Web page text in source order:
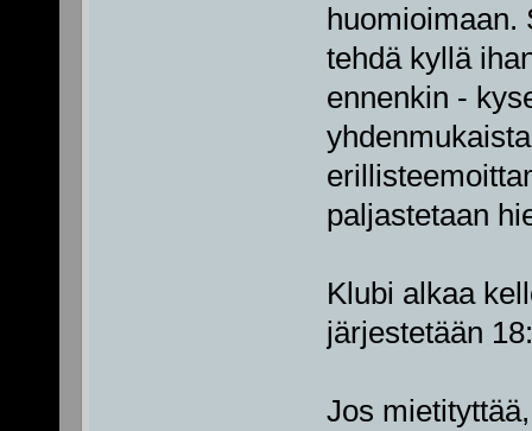
huomioimaan.
tehdä kyllä
ennenkin -
paljastetaan
Klubi alkaa
järjestetään
Jos